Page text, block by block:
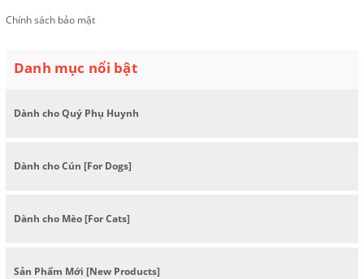
Chính sách bảo mật
Danh mục nổi bật
Dành cho Quý Phụ Huynh
Dành cho Cún [For Dogs]
Dành cho Mèo [For Cats]
Sản Phẩm Mới [New Products]